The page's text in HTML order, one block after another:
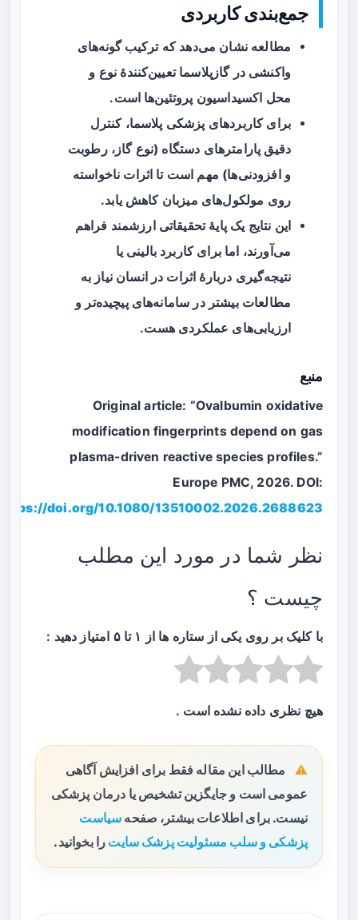
جمع‌بندی کاربردی
مطالعه نشان می‌دهد کهترکیب گونه‌های
واکنشی در گازپلاسما تعیین‌کنندهٔ نوع و
محل اکسیداسیون پروتئین‌ها است.
برای کاربردهای پزشکی پلاسما، کنترل
دقیق پارامترهای دستگاه (نوع گاز، رطوبت
و افزودنی‌ها) مهم است تا اثرات ناخواسته
روی مولکول‌های میزبان کاهش یابد.
این نتایج یک پایهٔ تحقیقاتی ارزشمند فراهم
می‌آورند، اما برای کاربرد بالینی یا
نتیجه‌گیری دربارهٔ اثرات در انسان نیاز به
مطالعات بیشتر در سامانه‌های پیچیده‌تر و
ارزیابی‌های عملکردی هست.
منبع
Original article: “Ovalbumin oxidative
modification fingerprints depend on gas
plasma-driven reactive species profiles.”
Europe PMC, 2026. DOI:
https://doi.org/10.1080/13510002.2026.2688623
نظر شما در مورد این مطلب
چیست ؟
با کلیک بر روی یکی از ستاره ها از ۱ تا ۵ امتیاز دهید :
هیچ نظری داده نشده است .
مطالب این مقاله فقط برای افزایش آگاهی
عمومی است و جایگزین تشخیص یا درمان پزشکی
نیست. برای اطلاعات بیشتر، صفحه سیاست
پزشکی و سلب مسئولیت پزشک سایت را بخوانید.